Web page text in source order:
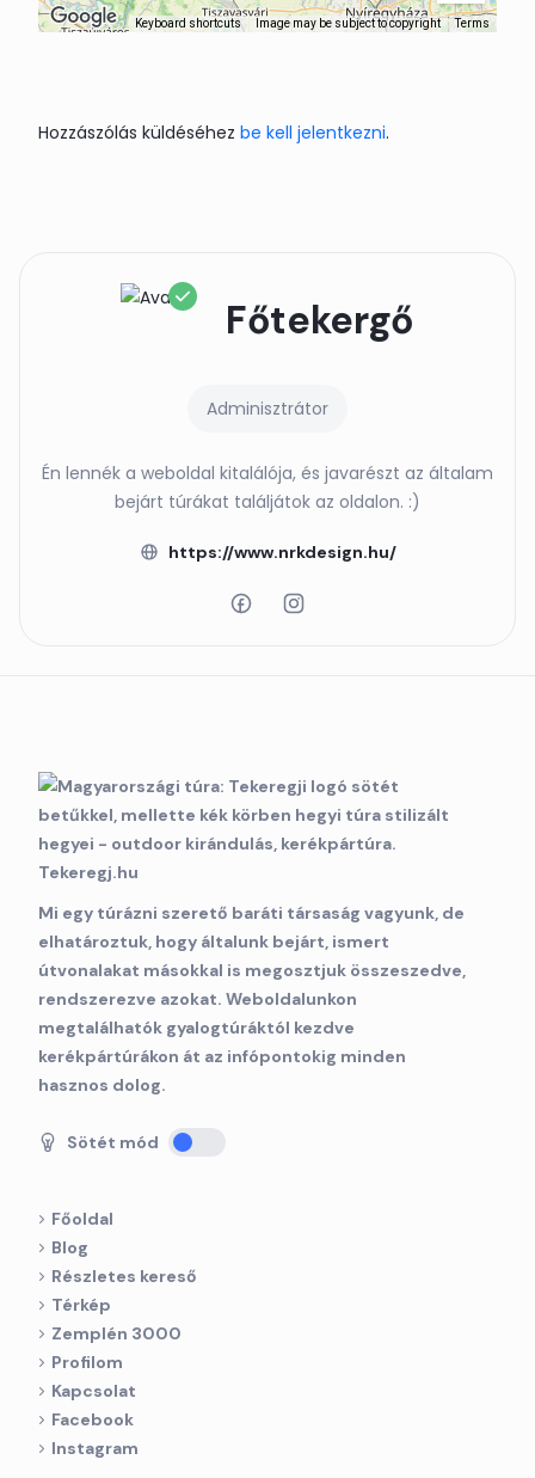
Keyboard shortcuts Image may be subject to copyright Terms
Főtekergő
Adminisztrátor
Én lennék a weboldal kitalálója, és javarészt az általam
bejárt túrákat találjátok az oldalon. :)
https://www.nrkdesign.hu/
Hozzászólás küldéséhez be kell jelentkezni.
Mi egy túrázni szerető baráti társaság vagyunk, de
elhatároztuk, hogy általunk bejárt, ismert
útvonalakat másokkal is megosztjuk összeszedve,
rendszerezve azokat. Weboldalunkon
megtalálhatók gyalogtúráktól kezdve
kerékpártúrákon át az infópontokig minden
hasznos dolog.
Sötét mód
Főoldal
Blog
Részletes kereső
Térkép
Zemplén 3000
Profilom
Kapcsolat
Facebook
Instagram